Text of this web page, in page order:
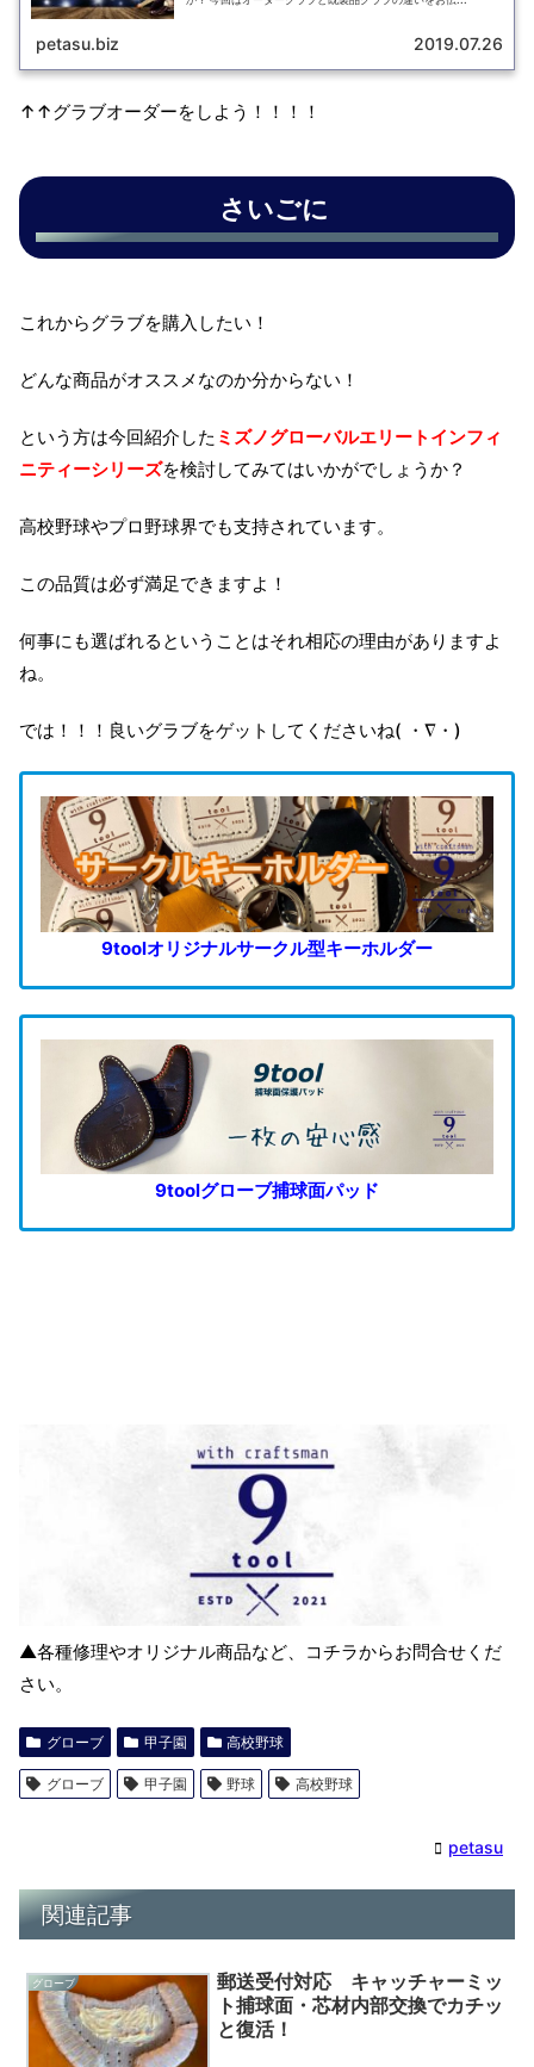
petasu.biz 2019.07.26
↑↑グラブオーダーをしよう！！！！
さいごに
これからグラブを購入したい！
どんな商品がオススメなのか分からない！
という方は今回紹介した ミズノグローバルエリートインフィ
ニティーシリーズを検討してみてはいかがでしょうか？
高校野球やプロ野球界でも支持されています。
この品質は必ず満足できますよ！
何事にも選ばれるということはそれ相応の理由がありますよ
ね。
では！！！良いグラブをゲットしてくださいね( ・∇・)
9toolオリジナルサークル型キーホルダー
9toolグローブ捕球面パッド
▲各種修理やオリジナル商品など、コチラからお問合せくだ
さい。
グローブ 甲子園 高校野球
グローブ 甲子園 野球 高校野球
petasu
関連記事
グローブ
郵送受付対応 キャッチャーミッ
ト捕球面・芯材内部交換でカチッ
と復活！